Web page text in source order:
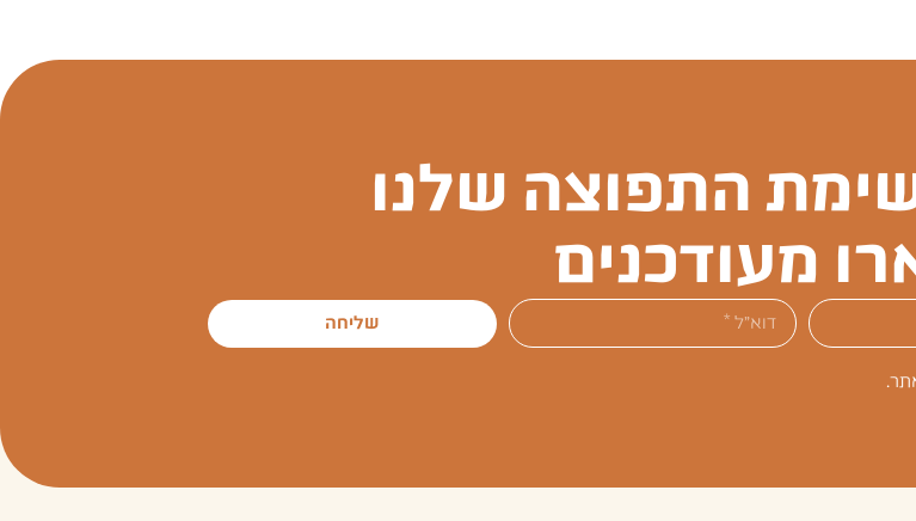
התפוצה שלנו
מעודכנים
שליחה